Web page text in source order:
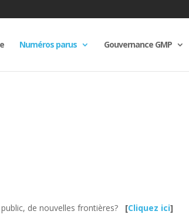
Numéros parus Gouvernance GMP
de nouvelles frontières? [Cliquez ici]